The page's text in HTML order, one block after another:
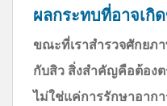
ผลกระทบที่อาจเกิ
ขณะที่เราสำรวจศักยภ
กับสิว สิ่งสำคัญคือต้อง
ไม่ใช่แค่การรักษาอาก